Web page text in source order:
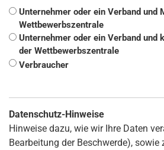
Unternehmer oder ein Verband und
Wettbewerbszentrale
Unternehmer oder ein Verband und
der Wettbewerbszentrale
Verbraucher
Datenschutz-Hinweise
Hinweise dazu, wie wir Ihre Daten
Bearbeitung der Beschwerde), sowie